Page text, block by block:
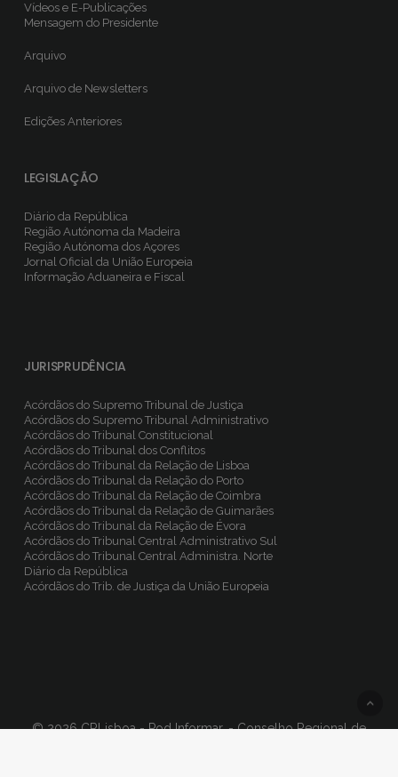
Vídeos e E-Publicações
Mensagem do Presidente
Arquivo
Arquivo de Newsletters
Edições Anteriores
LEGISLAÇÃO
Diário da República
Região Autónoma da Madeira
Região Autónoma dos Açores
Jornal Oficial da União Europeia
Informação Aduaneira e Fiscal
JURISPRUDÊNCIA
Acórdãos do Supremo Tribunal de Justiça
Acórdãos do Supremo Tribunal Administrativo
Acórdãos do Tribunal Constitucional
Acórdãos do Tribunal dos Conflitos
Acórdãos do Tribunal da Relação de Lisboa
Acórdãos do Tribunal da Relação do Porto
Acórdãos do Tribunal da Relação de Coimbra
Acórdãos do Tribunal da Relação de Guimarães
Acórdãos do Tribunal da Relação de Évora
Acórdãos do Tribunal Central Administrativo Sul
Acórdãos do Tribunal Central Administra. Norte
Diário da República
Acórdãos do Trib. de Justiça da União Europeia
© 2026 CRLisboa - Pod Informar. - Conselho Regional de